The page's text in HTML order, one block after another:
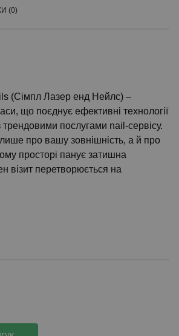
(0)
(Сімпл Лазер енд Нейлс) –
що поєднує ефективні технології
трендовими послугами nail-сервісу.
про вашу зовнішність, а й про
просторі панує затишна
візит перетворюється на